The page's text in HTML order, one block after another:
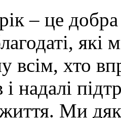
– це добра
всім, хто
надалі
Ми